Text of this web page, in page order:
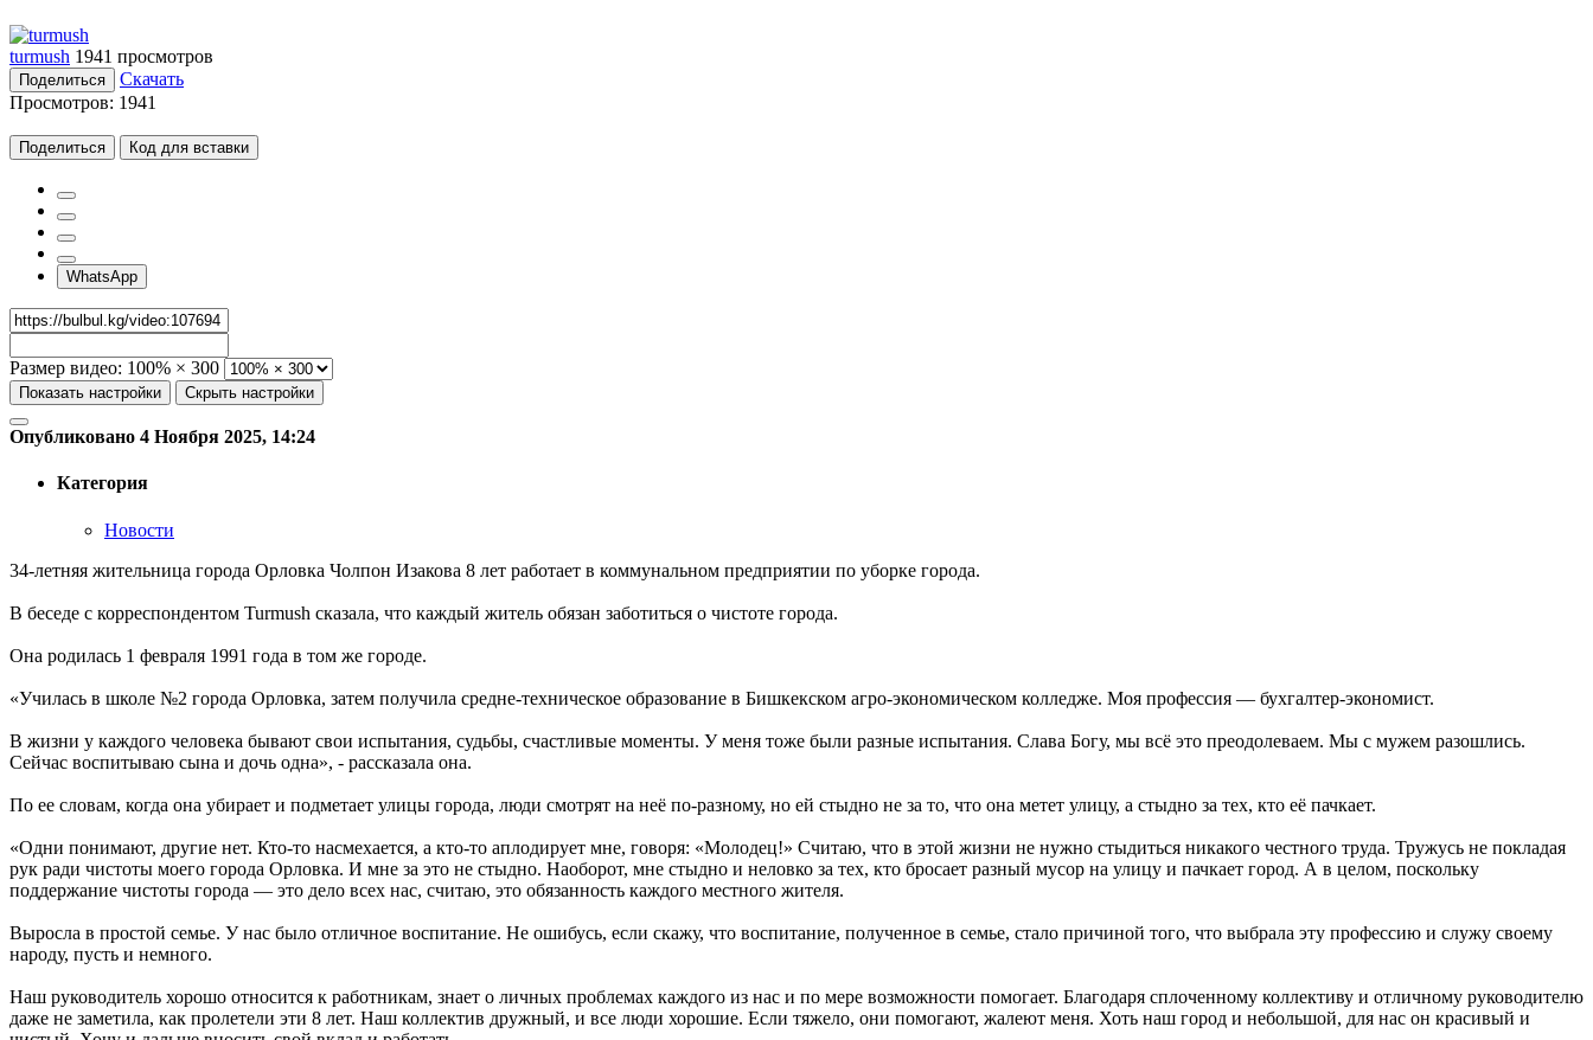
turmush 1941 просмотров
Поделиться
Скачать
Просмотров: 1941
Поделиться Код для вставки
WhatsApp
Размер видео: 100% × 300
Показать настройки Скрыть настройки
Опубликовано 4 Ноября 2025, 14:24
Категория
Новости
34-летняя жительница города Орловка Чолпон Изакова 8 лет работает в коммунальном предприятии по уборке города.
В беседе с корреспондентом Turmush сказала, что каждый житель обязан заботиться о чистоте города.
Она родилась 1 февраля 1991 года в том же городе.
«Училась в школе №2 города Орловка, затем получила средне-техническое образование в Бишкекском агро-экономическом колледже. Моя профессия — бухгалтер-экономист.
В жизни у каждого человека бывают свои испытания, судьбы, счастливые моменты. У меня тоже были разные испытания. Слава Богу, мы всё это преодолеваем. Мы с мужем разошлись.
Сейчас воспитываю сына и дочь одна», - рассказала она.
По ее словам, когда она убирает и подметает улицы города, люди смотрят на неё по-разному, но ей стыдно не за то, что она метет улицу, а стыдно за тех, кто её пачкает.
«Одни понимают, другие нет. Кто-то насмехается, а кто-то аплодирует мне, говоря: «Молодец!» Считаю, что в этой жизни не нужно стыдиться никакого честного труда. Тружусь не покладая
рук ради чистоты моего города Орловка. И мне за это не стыдно. Наоборот, мне стыдно и неловко за тех, кто бросает разный мусор на улицу и пачкает город. А в целом, поскольку
поддержание чистоты города — это дело всех нас, считаю, это обязанность каждого местного жителя.
Выросла в простой семье. У нас было отличное воспитание. Не ошибусь, если скажу, что воспитание, полученное в семье, стало причиной того, что выбрала эту профессию и служу своему
народу, пусть и немного.
Наш руководитель хорошо относится к работникам, знает о личных проблемах каждого из нас и по мере возможности помогает. Благодаря сплоченному коллективу и отличному руководителю
даже не заметила, как пролетели эти 8 лет. Наш коллектив дружный, и все люди хорошие. Если тяжело, они помогают, жалеют меня. Хоть наш город и небольшой, для нас он красивый и